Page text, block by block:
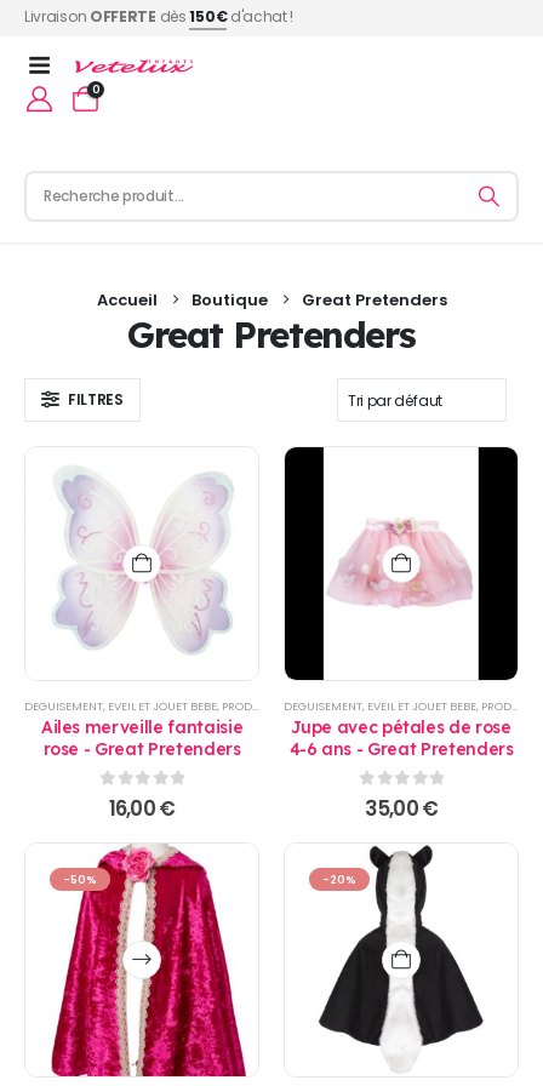
Livraison OFFERTE dès150€d'achat !
0
Accueil Boutique Great Pretenders
Great Pretenders
FILTRES
DEGUISEMENT, EVEIL ET JOUET BEBE, PRODUITS
Ailes merveille fantaisie
rose - Great Pretenders
0sur 5
16,00€
DEGUISEMENT, EVEIL ET JOUET BEBE, PRODUITS
Jupe avec pétales de rose
4-6 ans - Great Pretenders
0sur 5
35,00€
-50%
Ce
produit
a
plusieurs
variations.
Les
-20%